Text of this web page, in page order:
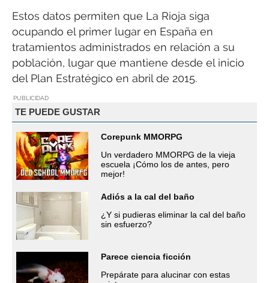
Estos datos permiten que La Rioja siga
ocupando el primer lugar en España en
tratamientos administrados en relación a su
población, lugar que mantiene desde el inicio
del Plan Estratégico en abril de 2015.
PUBLICIDAD
TE PUEDE GUSTAR
Corepunk MMORPG
Un verdadero MMORPG de la vieja
escuela ¡Cómo los de antes, pero
mejor!
Adiós a la cal del baño
¿Y si pudieras eliminar la cal del baño
sin esfuerzo?
Parece ciencia ficción
Prepárate para alucinar con estas